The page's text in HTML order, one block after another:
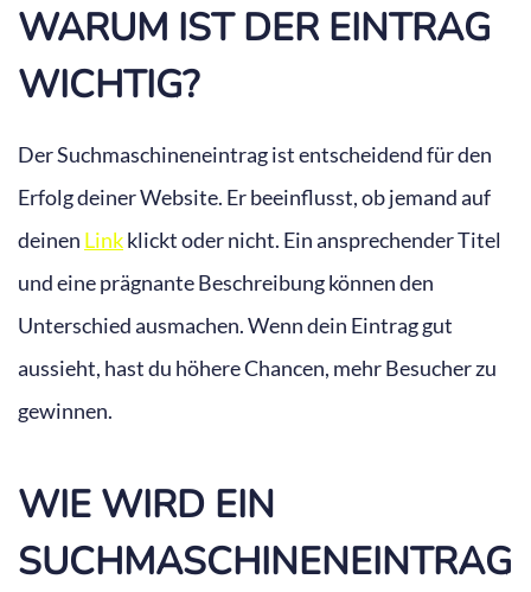
WARUM IST DER EINTRAG
WICHTIG?
Der Suchmaschineneintrag ist entscheidend für den
Erfolg deiner Website. Er beeinflusst, ob jemand auf
deinen Linkklickt oder nicht. Ein ansprechender Titel
und eine prägnante Beschreibung können den
Unterschied ausmachen. Wenn dein Eintrag gut
aussieht, hast du höhere Chancen, mehr Besucher zu
gewinnen.
WIE WIRD EIN
SUCHMASCHINENEINTRAG